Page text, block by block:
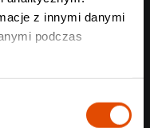
z innymi danymi
podczas